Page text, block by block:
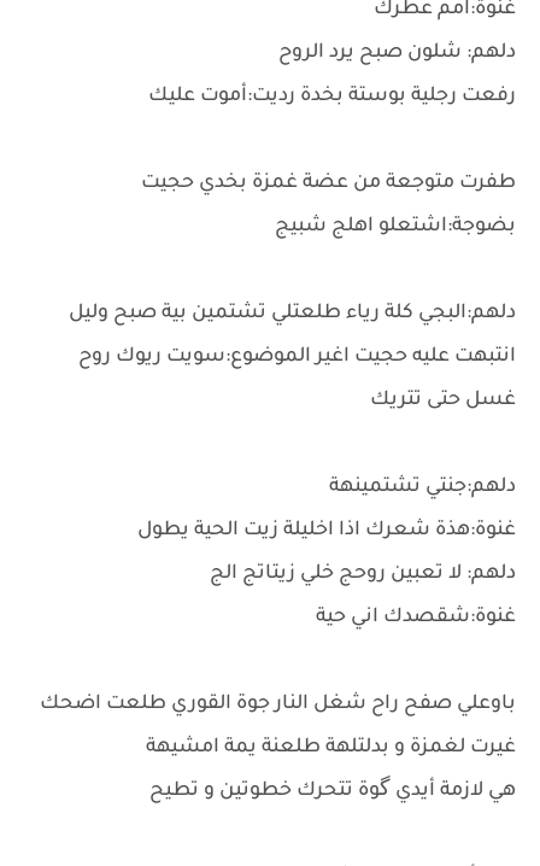
غنوة:امم عطرك
دلهم: شلون صبح يرد الروح
رفعت رجلية بوستة بخدة رديت:أموت عليك
طفرت متوجعة من عضة غمزة بخدي حجيت
بضوجة:اشتعلو اهلج شبيج
دلهم:البجي كلة رياء طلعتلي تشتمين بية صبح وليل
انتبهت عليه حجيت اغير الموضوع:سويت ريوك روح
غسل حتى تتريك
دلهم:جنتي تشتمينهة
غنوة:هذة شعرك اذا اخليلة زيت الحية يطول
دلهم: لا تعبين روحج خلي زيتاتج الج
غنوة:شقصدك اني حية
باوعلي صفح راح شغل النار جوة القوري طلعت اضحك
غيرت لغمزة و بدلتلهة طلعنة يمة امشيهة
هي لازمة أيدي گوة تتحرك خطوتين و تطيح